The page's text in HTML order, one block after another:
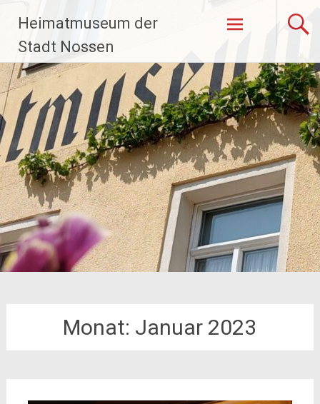
Inhalt
springen
Heimatmuseum der
Stadt Nossen
Monat: Januar 2023